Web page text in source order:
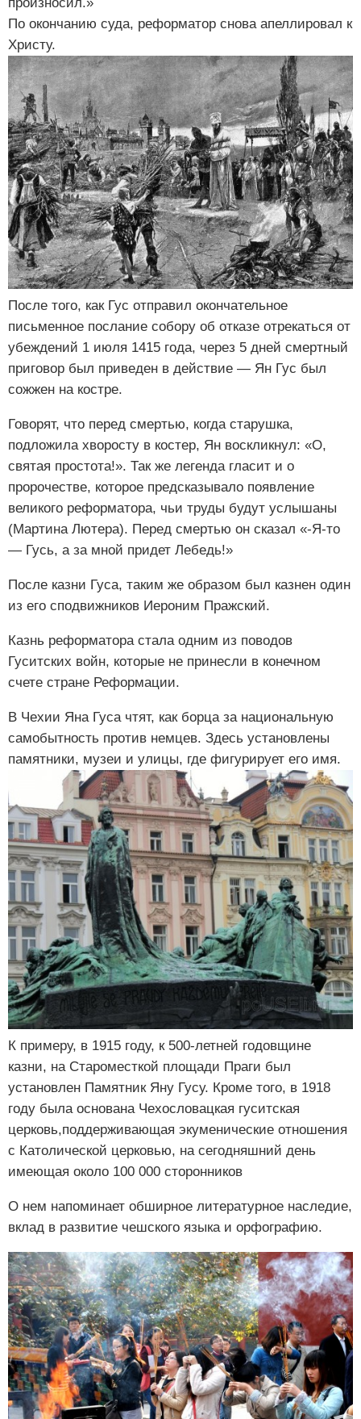
По окончанию суда, реформатор снова апеллировал к
Христу.
После того, как Гус отправил окончательное
письменное послание собору об отказе отрекаться от
убеждений 1 июля 1415 года, через 5 дней смертный
приговор был приведен в действие — Ян Гус был
сожжен на костре.
Говорят, что перед смертью, когда старушка,
подложила хворосту в костер, Ян воскликнул: «О,
святая простота!». Так же легенда гласит и о
пророчестве, которое предсказывало появление
великого реформатора, чьи труды будут услышаны
(Мартина Лютера). Перед смертью он сказал «-Я-то
— Гусь, а за мной придет Лебедь!»
После казни Гуса, таким же образом был казнен один
из его сподвижников Иероним Пражский.
Казнь реформатора стала одним из поводов
Гуситских войн, которые не принесли в конечном
счете стране Реформации.
В Чехии Яна Гуса чтят, как борца за национальную
самобытность против немцев. Здесь установлены
памятники, музеи и улицы, где фигурирует его имя.
К примеру, в 1915 году, к 500-летней годовщине
казни, на Староместкой площади Праги был
установлен Памятник Яну Гусу. Кроме того, в 1918
году была основана Чехословацкая гуситская
церковь,поддерживающая экуменические отношения
с Католической церковью, на сегодняшний день
имеющая около 100 000 сторонников
О нем напоминает обширное литературное наследие,
вклад в развитие чешского языка и орфографию.